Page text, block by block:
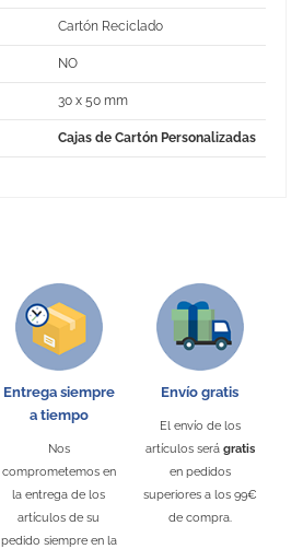
Cartón Reciclado
NO
30 x 50 mm
Cajas de Cartón Personalizadas
Entrega siempre
a tiempo
Nos
comprometemos en
la entrega de los
artículos de su
pedido siempre en la
Envío gratis
El envío de los
artículos será gratis
en pedidos
superiores a los 99€
de compra.